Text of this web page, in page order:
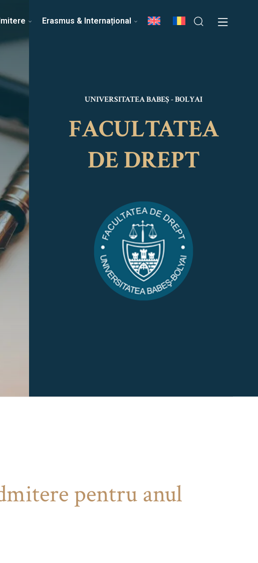
Știri Echipa Facultății
Erasmus & Internațional
UNIVERSITATEA BABEȘ - BOLYAI
FACULTATEA
DE DREPT
pentru anul